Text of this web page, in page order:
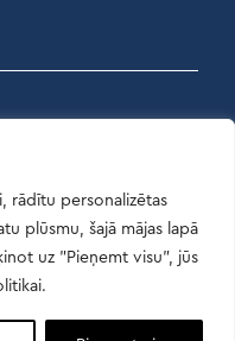
rādītu personalizētas
plūsmu, šajā mājas lapā
uz "Pieņemt visu", jūs